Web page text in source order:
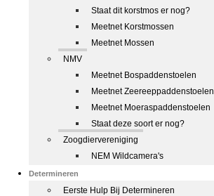
Staat dit korstmos er nog?
Meetnet Korstmossen
Meetnet Mossen
NMV
Meetnet Bospaddenstoelen
Meetnet Zeereeppaddenstoelen
Meetnet Moeraspaddenstoelen
Staat deze soort er nog?
Zoogdiervereniging
NEM Wildcamera's
Determineren
Eerste Hulp Bij Determineren